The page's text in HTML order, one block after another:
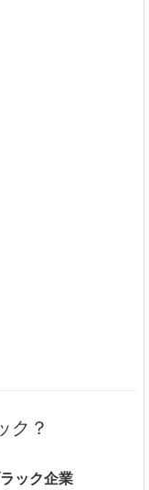
ク？
ック企業